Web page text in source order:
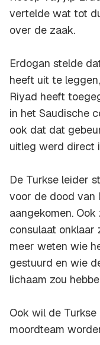
vertelde wat tot
over de zaak.
Erdogan stelde
heeft uit te
Riyad heeft
in het Saudische
ook dat dat
uitleg werd direct
De Turkse leider
voor de dood van
aangekomen.
consulaat onklaar
meer weten wie
gestuurd en wie
lichaam zou
Ook wil de
moordteam